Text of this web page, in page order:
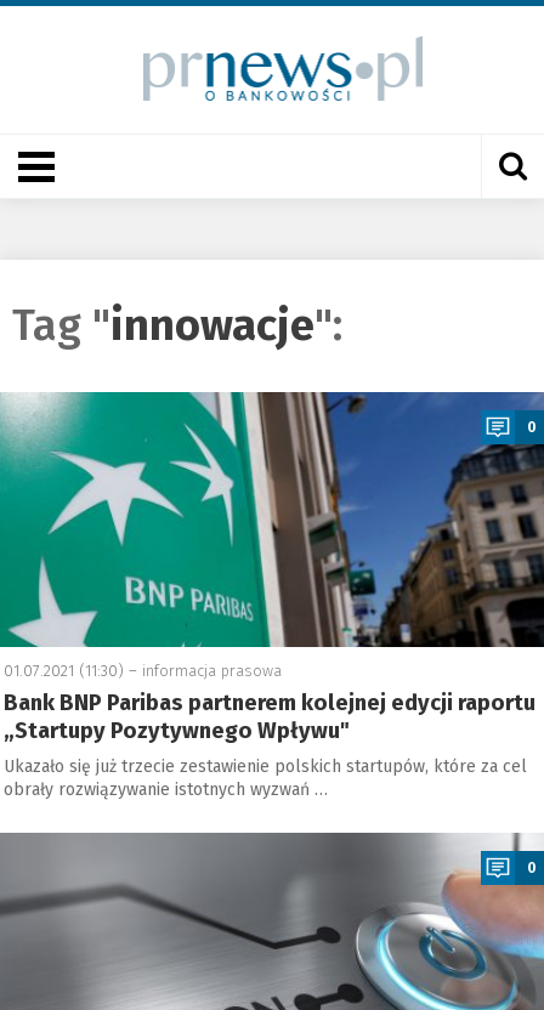
Tag "innowacje":
0
01.07.2021 (11:30) – informacja prasowa
Bank BNP Paribas partnerem kolejnej edycji raportu
„Startupy Pozytywnego Wpływu"
Ukazało się już trzecie zestawienie polskich startupów, które za cel
obrały rozwiązywanie istotnych wyzwań …
0